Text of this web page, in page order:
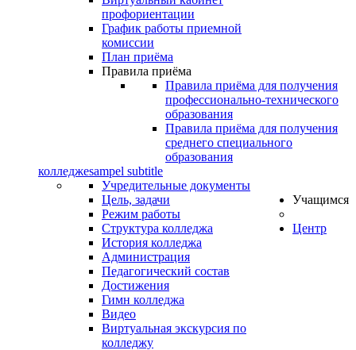
профориентации
График работы приемной
комиссии
План приёма
Правила приёма
Правила приёма для получения
профессионально-технического
образования
Правила приёма для получения
среднего специального
образования
колледжеsampel subtitle
Учредительные документы
Цель, задачи
Режим работы
Структура колледжа
История колледжа
Администрация
Педагогический состав
Достижения
Гимн колледжа
Видео
Виртуальная экскурсия по
колледжу
Учащимся
Центр